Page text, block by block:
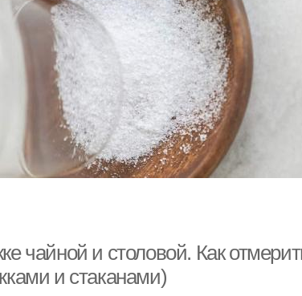
чайной и столовой. Как
и стаканами)